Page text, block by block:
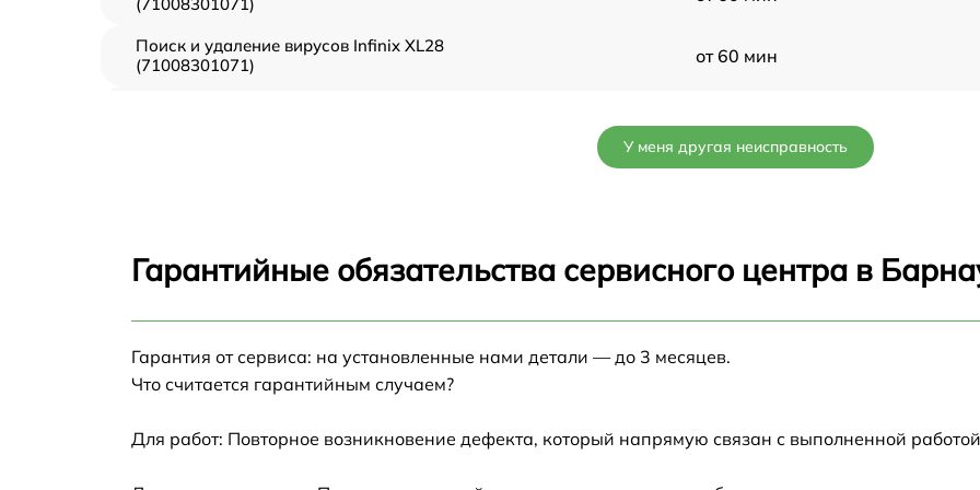
Поиск и удаление вирусов Infinix XL28
(71008301071)
от 60 мин
Замена термопасты Infinix XL28
Замена системы охлаждения Infinix XL28
(71008301071)
от 60 мин
(71008301071)
от 60 мин
У меня другая неисправность
Гарантийные обязательства сервисного центра в
Гарантия от сервиса: на установленные нами детали — до 3 месяцев.
Что считается гарантийным случаем?
Для работ: Повторное возникновение дефекта, который напрямую связан с выполненной